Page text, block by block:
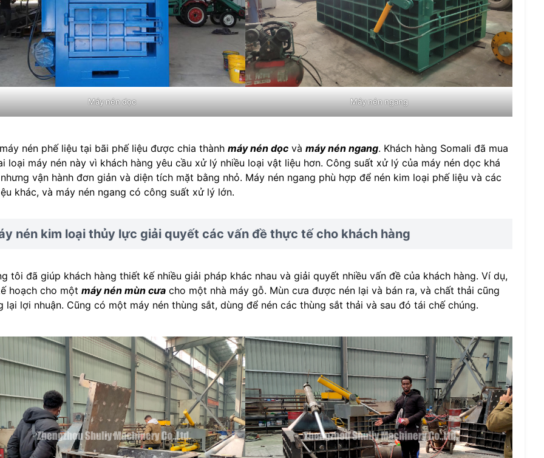
Máy nén dọc Máy nén ngang
nén phế liệu tại bãi phế liệu được chia thành máy nén dọc và máy nén ngang. Khách hàng Somali đã mua
loại máy nén này vì khách hàng yêu cầu xử lý nhiều loại vật liệu hơn. Công suất xử lý của máy nén dọc khá
vận hành đơn giản và diện tích mặt bằng nhỏ. Máy nén ngang phù hợp để nén kim loại phế liệu và các
khác, và máy nén ngang có công suất xử lý lớn.
nén kim loại thủy lực giải quyết các vấn đề thực tế cho khách hàng
tôi đã giúp khách hàng thiết kế nhiều giải pháp khác nhau và giải quyết nhiều vấn đề của khách hàng. Ví dụ,
hoạch cho một máy nén mùn cưa cho một nhà máy gỗ. Mùn cưa được nén lại và bán ra, và chất thải cũng
lại lợi nhuận. Cũng có một máy nén thùng sắt, dùng để nén các thùng sắt thải và sau đó tái chế chúng.